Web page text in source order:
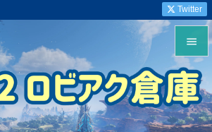


メニュ

サイド
Twitter